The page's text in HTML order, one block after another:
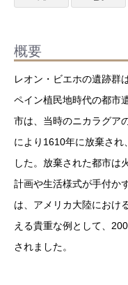
概要
レオン・ビエホの遺跡群
ペイン植民地時代の都市
市は、当時のニカラグア
により1610年に放棄され
した。放棄された都市は
計画や生活様式が手付か
は、アメリカ大陸におけ
える貴重な例として、
されました。